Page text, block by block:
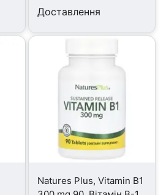
Доставлення
Natures Plus, Vitamin B1